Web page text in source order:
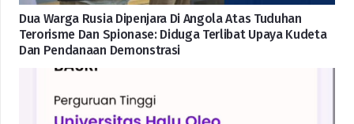
Dua Warga Rusia Dipenjara Di Angola Atas Tuduhan
Terorisme Dan Spionase: Diduga Terlibat Upaya Kudeta
Dan Pendanaan Demonstrasi